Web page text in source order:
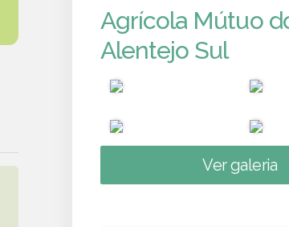
Agrícola Mútuo
Alentejo Sul
Ver galeria